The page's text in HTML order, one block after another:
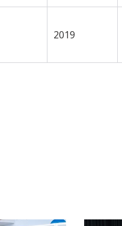
2019